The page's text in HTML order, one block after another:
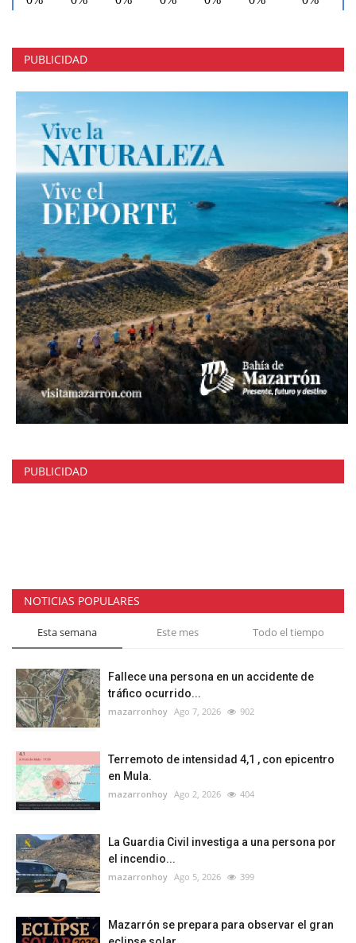
PUBLICIDAD
PUBLICIDAD
NOTICIAS POPULARES
Esta semana Este mes Todo el tiempo
Fallece una persona en un accidente de
tráfico ocurrido...
mazarronhoy Ago 7, 2026 902
Terremoto de intensidad 4,1 , con epicentro
en Mula.
mazarronhoy Ago 2, 2026 404
La Guardia Civil investiga a una persona por
el incendio...
mazarronhoy Ago 5, 2026 399
Mazarrón se prepara para observar el gran